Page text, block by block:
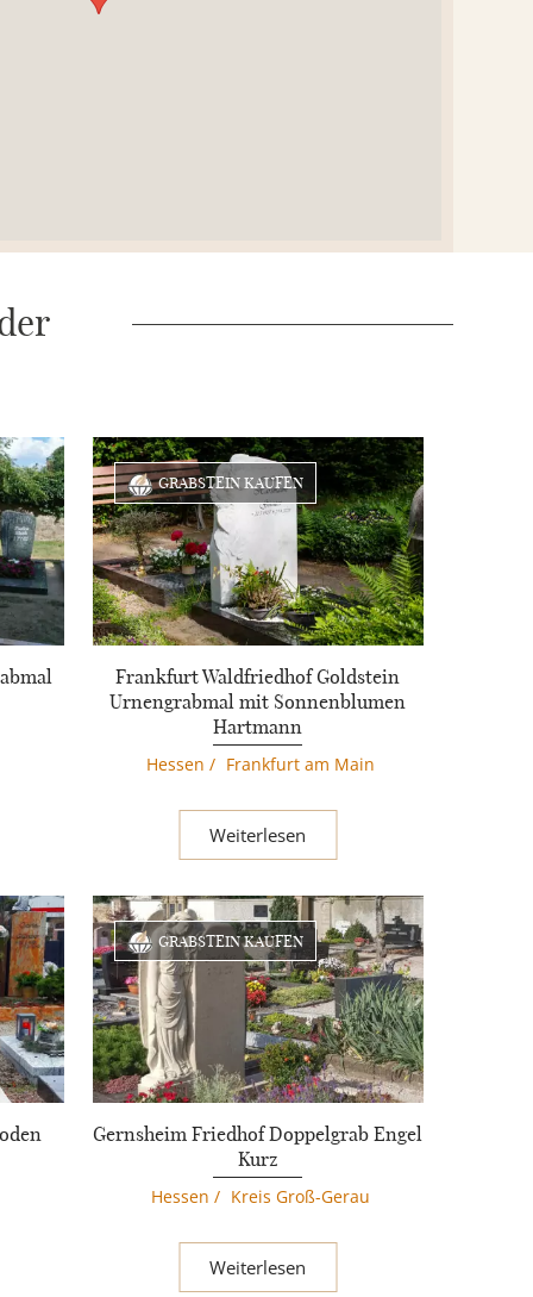
GRABSTEIN KAUFEN
Frankfurt Waldfriedhof Goldstein
Urnengrabmal mit Sonnenblumen
Hartmann
Hessen / Frankfurt am Main
Weiterlesen
GRABSTEIN KAUFEN
Gernsheim Friedhof Doppelgrab Engel
Kurz
Hessen / Kreis Groß-Gerau
Weiterlesen